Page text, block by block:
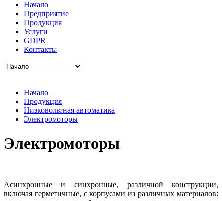
Начало
Предприятие
Продукция
Услуги
GDPR
Контакты
Начало
Продукция
Низковольтная автоматика
Электромоторы
Электромоторы
Асинхронные и синхронные, различной конструкции,
включая герметичные, с корпусами из различных материалов: